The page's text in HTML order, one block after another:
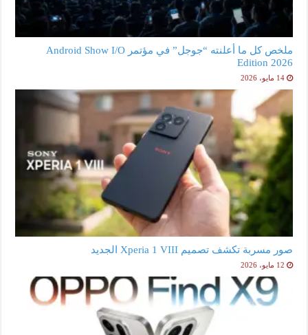
ملخص كل ما أعلنته “جوجل” في مؤتمر Android Show I/O
Edition 2026
14 مايو، 2026
صور مسربة تكشف تصميم Xperia 1 VIII الجديد
12 مايو، 2026